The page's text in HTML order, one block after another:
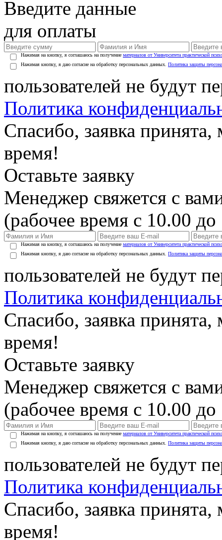
Введите данные
для оплаты
Нажимая на кнопку, я соглашаюсь на получение материалов от Университета практической
Нажимая кнопку, я даю согласие на обработку персональных данных. Политика защиты
пользователей не будут
Политика
Спасибо, заявка
время!
Оставьте заявку
Менеджер свяжется с
(рабочее время с 10.00
Нажимая на кнопку, я соглашаюсь на получение материалов от Университета практической
Нажимая кнопку, я даю согласие на обработку персональных данных. Политика защиты
пользователей не будут
Политика
Спасибо, заявка
время!
Оставьте заявку
Менеджер свяжется с
(рабочее время с 10.00
Нажимая на кнопку, я соглашаюсь на получение материалов от Университета практической
Нажимая кнопку, я даю согласие на обработку персональных данных. Политика защиты
пользователей не будут
Политика
Спасибо, заявка
время!